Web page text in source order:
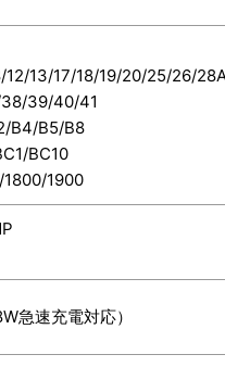
13/17/18/19/20/25/26/
39/40/41
B4/B5/B8
BC10
1900
急速充電対応）